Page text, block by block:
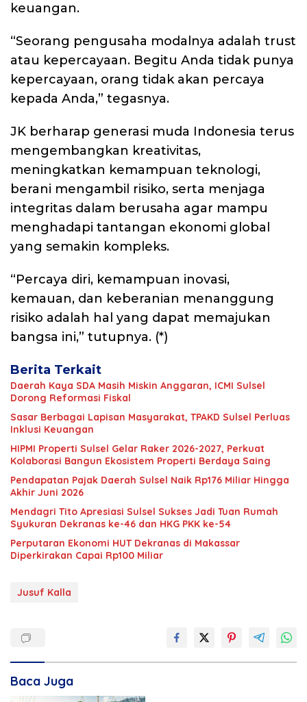
keuangan.
“Seorang pengusaha modalnya adalah trust
atau kepercayaan. Begitu Anda tidak punya
kepercayaan, orang tidak akan percaya
kepada Anda,” tegasnya.
JK berharap generasi muda Indonesia terus
mengembangkan kreativitas,
meningkatkan kemampuan teknologi,
berani mengambil risiko, serta menjaga
integritas dalam berusaha agar mampu
menghadapi tantangan ekonomi global
yang semakin kompleks.
“Percaya diri, kemampuan inovasi,
kemauan, dan keberanian menanggung
risiko adalah hal yang dapat memajukan
bangsa ini,” tutupnya. (*)
Berita Terkait
Daerah Kaya SDA Masih Miskin Anggaran, ICMI Sulsel
Dorong Reformasi Fiskal
Sasar Berbagai Lapisan Masyarakat, TPAKD Sulsel Perluas
Inklusi Keuangan
HIPMI Properti Sulsel Gelar Raker 2026-2027, Perkuat
Kolaborasi Bangun Ekosistem Properti Berdaya Saing
Pendapatan Pajak Daerah Sulsel Naik Rp176 Miliar Hingga
Akhir Juni 2026
Mendagri Tito Apresiasi Sulsel Sukses Jadi Tuan Rumah
Syukuran Dekranas ke-46 dan HKG PKK ke-54
Perputaran Ekonomi HUT Dekranas di Makassar
Diperkirakan Capai Rp100 Miliar
Jusuf Kalla
Baca Juga